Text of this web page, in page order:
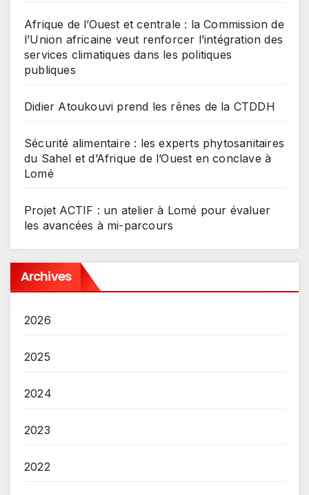
Afrique de l’Ouest et centrale : la Commission de
l’Union africaine veut renforcer l’intégration des
services climatiques dans les politiques
publiques
Didier Atoukouvi prend les rênes de la CTDDH
Sécurité alimentaire : les experts phytosanitaires
du Sahel et d’Afrique de l’Ouest en conclave à
Lomé
Projet ACTIF : un atelier à Lomé pour évaluer
les avancées à mi-parcours
Archives
2026
2025
2024
2023
2022